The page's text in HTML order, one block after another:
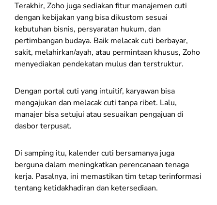
Terakhir, Zoho juga sediakan fitur manajemen cuti
dengan kebijakan yang bisa dikustom sesuai
kebutuhan bisnis, persyaratan hukum, dan
pertimbangan budaya. Baik melacak cuti berbayar,
sakit, melahirkan/ayah, atau permintaan khusus, Zoho
menyediakan pendekatan mulus dan terstruktur.
Dengan portal cuti yang intuitif, karyawan bisa
mengajukan dan melacak cuti tanpa ribet. Lalu,
manajer bisa setujui atau sesuaikan pengajuan di
dasbor terpusat.
Di samping itu, kalender cuti bersamanya juga
berguna dalam meningkatkan perencanaan tenaga
kerja. Pasalnya, ini memastikan tim tetap terinformasi
tentang ketidakhadiran dan ketersediaan.